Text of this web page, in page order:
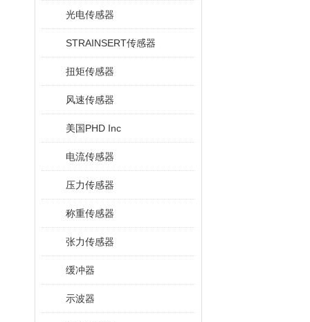
光电传感器
STRAINSERT传感器
扭矩传感器
风速传感器
美国PHD Inc
电流传感器
压力传感器
称重传感器
张力传感器
缓冲器
示波器